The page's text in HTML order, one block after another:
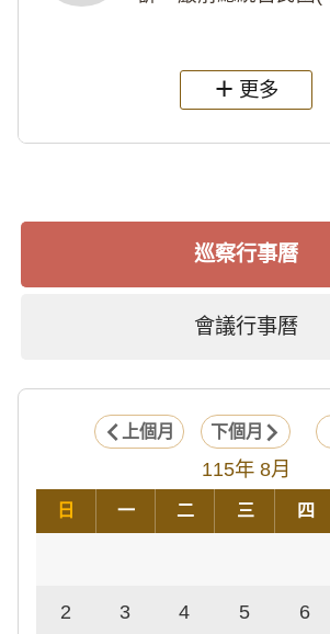
過世後，總統府於89
繼續留住
更多
巡察行事曆
會議行事曆
上個月 下個月
115年 8月
日 一 二 三 四
2 3 4 5 6